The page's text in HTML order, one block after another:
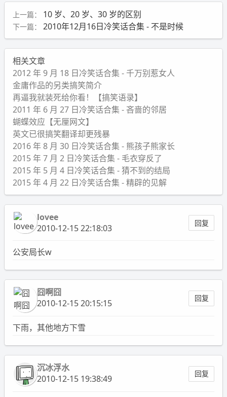
上一篇： 10 岁、20 岁、30 岁的区别
下一篇： 2010年12月16日冷笑话合集 - 不是时候
相关文章
2012 年 9 月 18 日冷笑话合集 - 千万别惹女人
金庸作品的另类搞笑简介
再逼我就装死给你看！【搞笑语录】
2011 年 6 月 27 日冷笑话合集 - 吝啬的邻居
蝴蝶效应【无厘网文】
英文已很搞笑翻译却更残暴
2016 年 8 月 30 日冷笑话合集 - 熊孩子熊家长
2015 年 7 月 2 日冷笑话合集 - 毛衣穿反了
2015 年 5 月 4 日冷笑话合集 - 猜不到的结局
2015 年 4 月 22 日冷笑话合集 - 精辟的见解
lovee
2010-12-15 22:18:03
回复
公安局长w
囧啊囧
2010-12-15 20:15:15
回复
下雨，其他地方下雪
沉冰浮水
2010-12-15 19:38:49
回复